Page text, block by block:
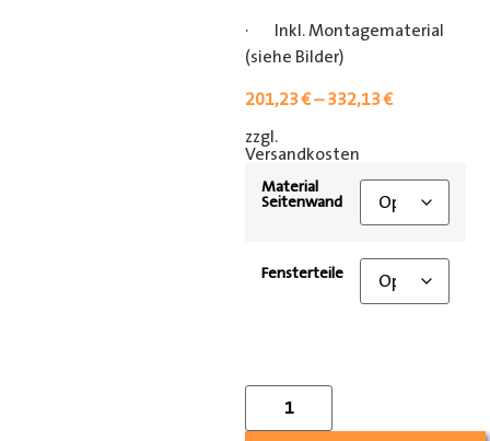
· Inkl. Montagematerial
(siehe Bilder)
201,23€–332,13€
zzgl.
Versandkosten
Material
Seitenwand
Fensterteile